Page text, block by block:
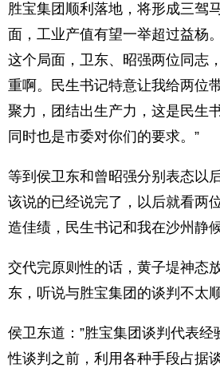
胜宝集团顺利落地，将形成三驾
面，工业产值有望一举超过益杨
这个局面，卫东、昭强两位同志
重啊。民生书记特意让我给两位
聚力，团结出生产力，这是民生
同时也是市委对你们的要求。”
等到侯卫东和曾昭强分别表态以
该说的已经说完了，以后就看两
造佳绩，民生书记和我在沙州静
交代完原则性的话，黄子堤神态
东，听说与胜宝集团的谈判不太
侯卫东道：”胜宝集团谈判代表
性谈判之前，利用各种手段占据